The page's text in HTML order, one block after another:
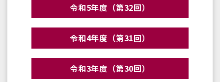
令和5年度（第32回）
令和4年度（第31回）
令和3年度（第30回）